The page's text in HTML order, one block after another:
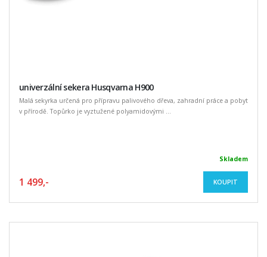
univerzální sekera Husqvarna H900
Malá sekyrka určená pro přípravu palivového dřeva, zahradní práce a pobyt
v přírodě. Topůrko je vyztužené polyamidovými ...
Skladem
1 499,- KOUPIT